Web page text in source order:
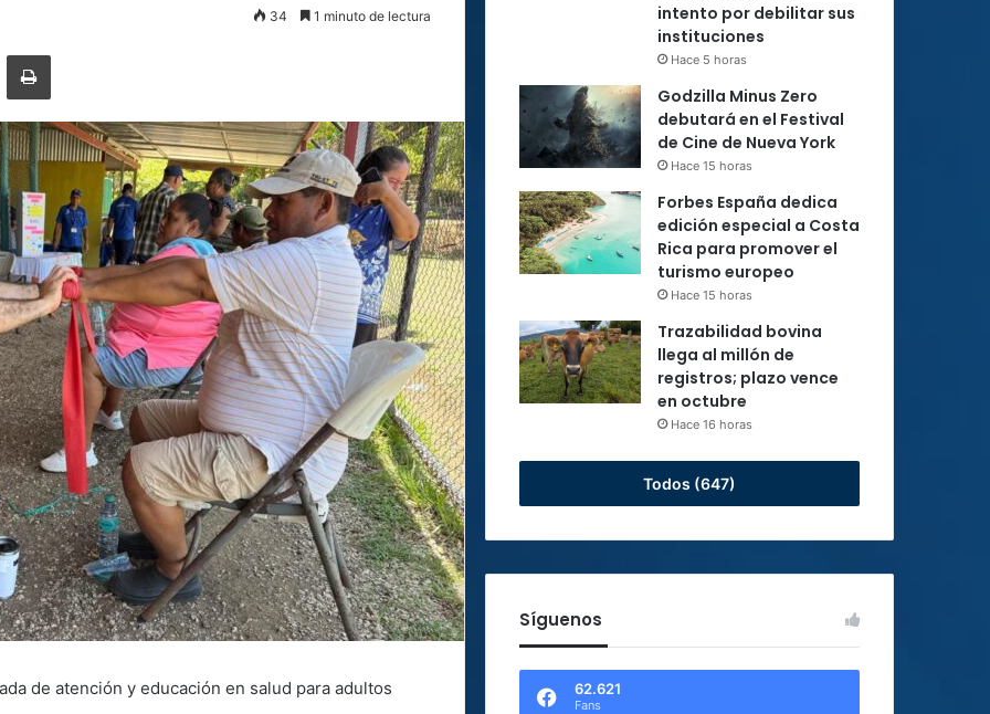
34 1 minuto de lectura
por correo electrónicoImprimir
de atención y educación en salud para adultos
intento por debilitar sus
instituciones
Hace 5 horas
Godzilla Minus Zero
debutará en el Festival
de Cine de Nueva York
Hace 15 horas
Forbes España dedica
edición especial a Costa
Rica para promover el
turismo europeo
Hace 15 horas
Trazabilidad bovina
llega al millón de
registros; plazo vence
en octubre
Hace 16 horas
Todos (647)
Síguenos
62.621
Fans